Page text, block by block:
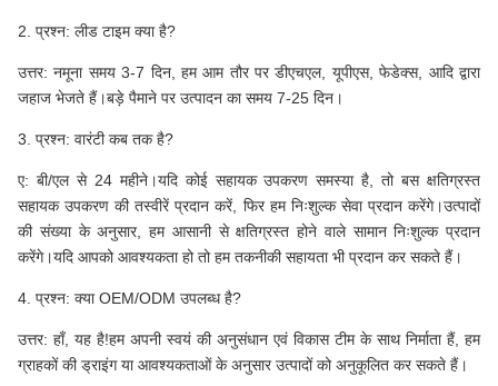
2. प्रश्न: लीड टाइम क्या है?
उत्तर: नमूना समय 3-7 दिन, हम आम तौर पर डीएचएल, यूपीएस, फेडेक्स, आदि द्वारा
जहाज भेजते हैं।बड़े पैमाने पर उत्पादन का समय 7-25 दिन।
3. प्रश्न: वारंटी कब तक है?
ए: बी/एल से 24 महीने।यदि कोई सहायक उपकरण समस्या है, तो बस क्षतिग्रस्त
सहायक उपकरण की तस्वीरें प्रदान करें, फिर हम निःशुल्क सेवा प्रदान करेंगे।उत्पादों
की संख्या के अनुसार, हम आसानी से क्षतिग्रस्त होने वाले सामान निःशुल्क प्रदान
करेंगे।यदि आपको आवश्यकता हो तो हम तकनीकी सहायता भी प्रदान कर सकते हैं।
4. प्रश्न: क्या OEM/ODM उपलब्ध है?
उत्तर: हाँ, यह है!हम अपनी स्वयं की अनुसंधान एवं विकास टीम के साथ निर्माता हैं, हम
ग्राहकों की ड्राइंग या आवश्यकताओं के अनुसार उत्पादों को अनुकूलित कर सकते हैं।